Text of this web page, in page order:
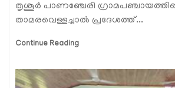
തൃശൂർ പാണഞ്ചേരി
താമരവെള്ളച്ചാൽ പ്രദേശത്ത്...
Continue Reading